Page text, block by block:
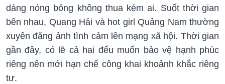
dáng nóng bỏng không thua kém ai. Suốt thời gian
bên nhau, Quang Hải và hot girl Quảng Nam thường
xuyên đăng ảnh tình cảm lên mạng xã hội. Thời gian
gần đây, có lẽ cả hai đểu muốn bảo vệ hạnh phúc
riêng nên mới hạn chế công khai khoảnh khắc riêng
tư.